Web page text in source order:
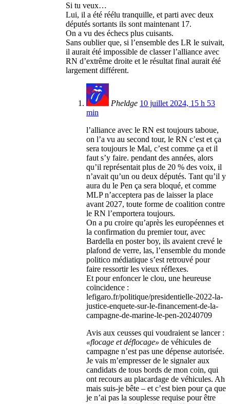
Si tu veux…
Lui, il a été réélu tranquille, et parti avec deux
députés sortants ils sont maintenant 17.
On a vu des échecs plus cuisants.
Sans oublier que, si l’ensemble des LR le suivait,
il aurait été impossible de classer l’alliance avec
RN d’extrême droite et le résultat final aurait été
largement différent.
Pheldge 10 juillet 2024, 15 h 53
min
l’alliance avec le RN est toujours taboue,
on l’a vu au second tour, le RN c’est et ça
sera toujours le Mal, c’est comme ça et il
faut s’y faire. pendant des années, alors
qu’il représentait plus de 20 % des voix, il
n’avait qu’un ou deux députés. Tant qu’il y
aura du le Pen ça sera bloqué, et comme
MLP n’acceptera pas de laisser la place
avant 2027, toute forme de coalition contre
le RN l’emportera toujours.
On a pu croire qu’après les européennes et
la confirmation du premier tour, avec
Bardella en poster boy, ils avaient crevé le
plafond de verre, las, l’ensemble du monde
politico médiatique s’est retrouvé pour
faire ressortir les vieux réflexes.
Et pour enfoncer le clou, une heureuse
coïncidence :
lefigaro.fr/politique/presidentielle-2022-la-
justice-enquete-sur-le-financement-de-la-
campagne-de-marine-le-pen-20240709
Avis aux ceusses qui voudraient se lancer :
«flocage et déflocage» de véhicules de
campagne n’est pas une dépense autorisée.
Je vais m’empresser de le signaler aux
candidats de tous bords de mon coin, qui
ont recours au placardage de véhicules. Ah
mais suis-je bête – et c’est bien pour ça que
je n’ai pas la souplesse requise pour être